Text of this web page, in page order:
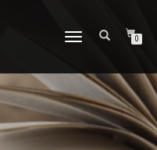
PŘEPNOUT
0